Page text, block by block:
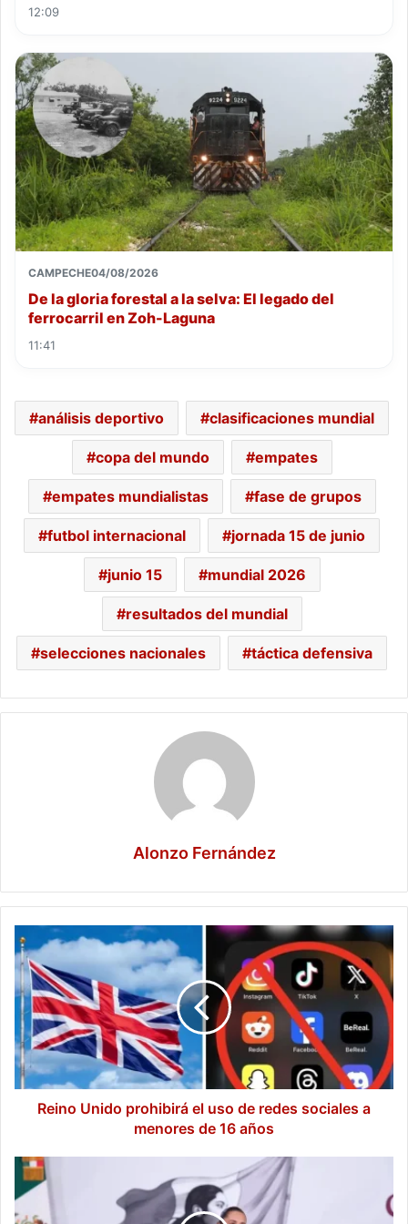
12:09
CAMPECHE04/08/2026
De la gloria forestal a la selva: El legado del
ferrocarril en Zoh-Laguna
11:41
análisis deportivo clasificaciones mundial
copa del mundo empates
empates mundialistas fase de grupos
futbol internacional jornada 15 de junio
junio 15 mundial 2026
resultados del mundial
selecciones nacionales táctica defensiva
Alonzo Fernández
Reino
Unido
prohibirá
el
uso
de
redes
sociales
a
menores
años
Reino Unido prohibirá el uso de redes sociales a
menores de 16 años
Sheinbaum
afirma
que